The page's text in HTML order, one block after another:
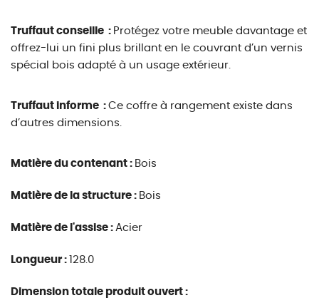
Truffaut conseille : Protégez votre meuble davantage et
offrez-lui un fini plus brillant en le couvrant d’un vernis
spécial bois adapté à un usage extérieur.
Truffaut informe : Ce coffre à rangement existe dans
d’autres dimensions.
Matière du contenant : Bois
Matière de la structure : Bois
Matière de l'assise : Acier
Longueur : 128.0
Dimension totale produit ouvert :